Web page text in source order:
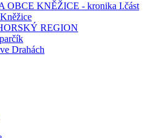
OBCE KNĚŽICE - kronika I.část
REGION
Drahách